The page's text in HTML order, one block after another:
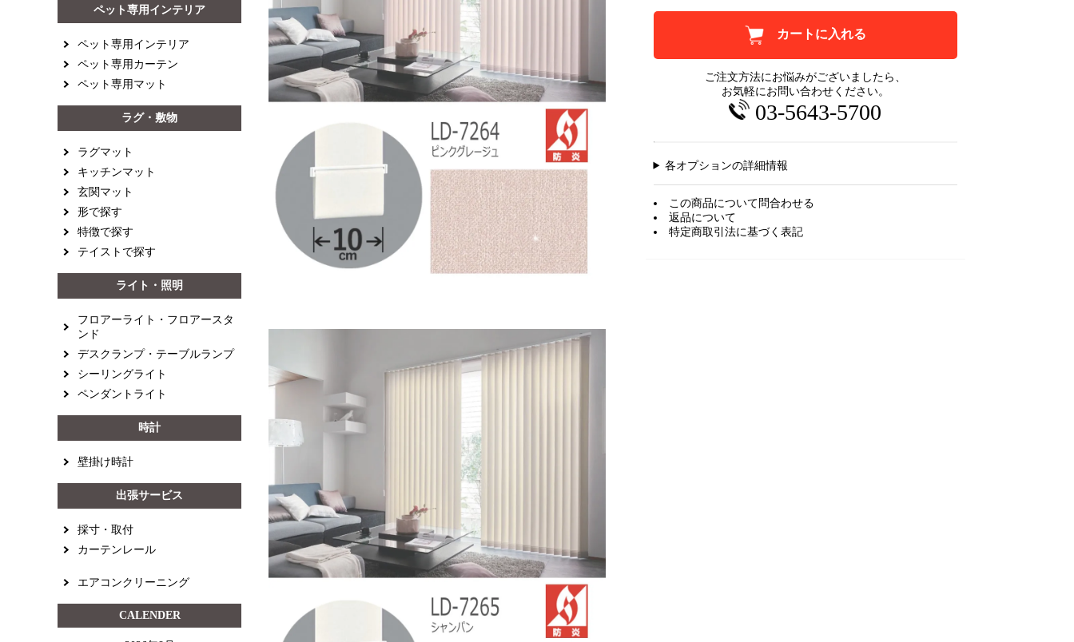
カートに入れる
ご注文方法にお悩みがございましたら、
お気軽にお問い合わせください。
03-5643-5700
各オプションの詳細情報
この商品について問合わせる
返品について
特定商取引法に基づく表記
ペット専用インテリア
ペット専用インテリア
ペット専用カーテン
ペット専用マット
ラグ・敷物
ラグマット
キッチンマット
玄関マット
形で探す
特徴で探す
テイストで探す
ライト・照明
フロアーライト・フロアースタ
ンド
デスクランプ・テーブルランプ
シーリングライト
ペンダントライト
時計
壁掛け時計
出張サービス
採寸・取付
カーテンレール
エアコンクリーニング
CALENDER